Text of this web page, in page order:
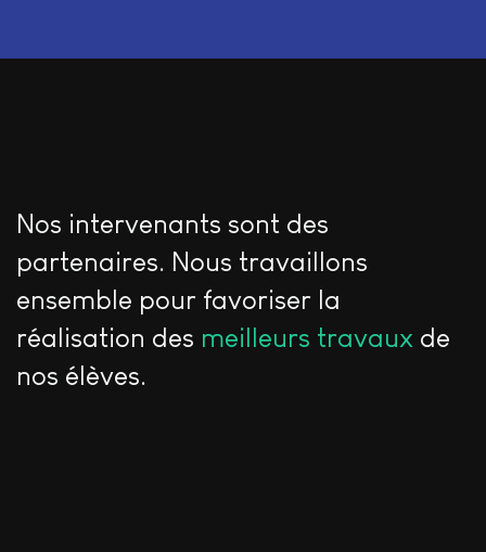
Nos intervenants sont des
partenaires. Nous travaillons
ensemble pour favoriser la
réalisation des meilleurs travaux de
nos élèves.